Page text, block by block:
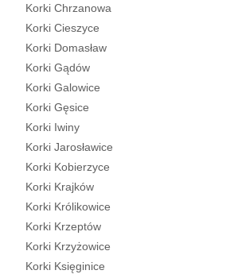
Korki Chrzanowa
Korki Cieszyce
Korki Domasław
Korki Gądów
Korki Galowice
Korki Gęsice
Korki Iwiny
Korki Jarosławice
Korki Kobierzyce
Korki Krajków
Korki Królikowice
Korki Krzeptów
Korki Krzyżowice
Korki Księginice